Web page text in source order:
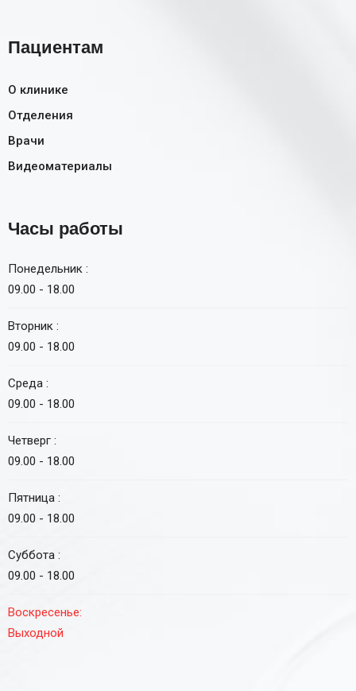
Пациентам
О клинике
Отделения
Врачи
Видеоматериалы
Часы работы
Понедельник :
09.00 - 18.00
Вторник :
09.00 - 18.00
Среда :
09.00 - 18.00
Четверг :
09.00 - 18.00
Пятница :
09.00 - 18.00
Суббота :
09.00 - 18.00
Воскресенье:
Выходной